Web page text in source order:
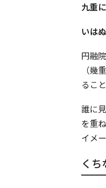
九重
いは
円融
（幾
るこ
誰に
を重
イメ
く